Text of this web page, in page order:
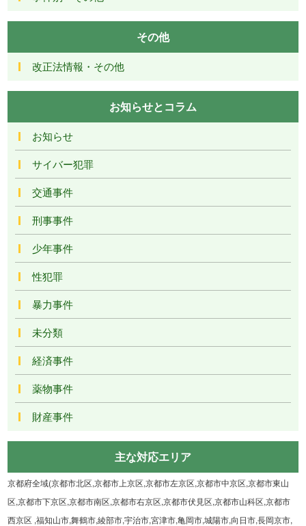
その他
改正法情報・その他
お知らせとコラム
お知らせ
サイバー犯罪
交通事件
刑事事件
少年事件
性犯罪
暴力事件
未分類
経済事件
薬物事件
財産事件
主な対応エリア
京都府全域(京都市北区,京都市上京区,京都市左京区,京都市中京区,京都市東山
区,京都市下京区,京都市南区,京都市右京区,京都市伏見区,京都市山科区,京都市
西京区 ,福知山市,舞鶴市,綾部市,宇治市,宮津市,亀岡市,城陽市,向日市,長岡京市,